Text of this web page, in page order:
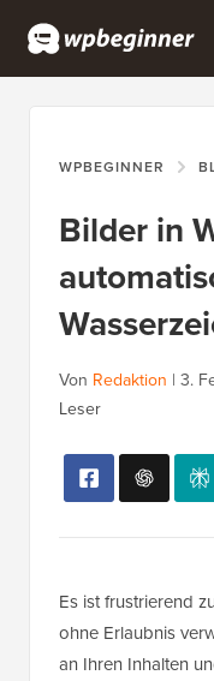
WPBEGINNER
Bilder in
Von Redaktion | 3.
Leser
Es ist frustrierend
ohne Erlaubnis
an Ihren Inhalten